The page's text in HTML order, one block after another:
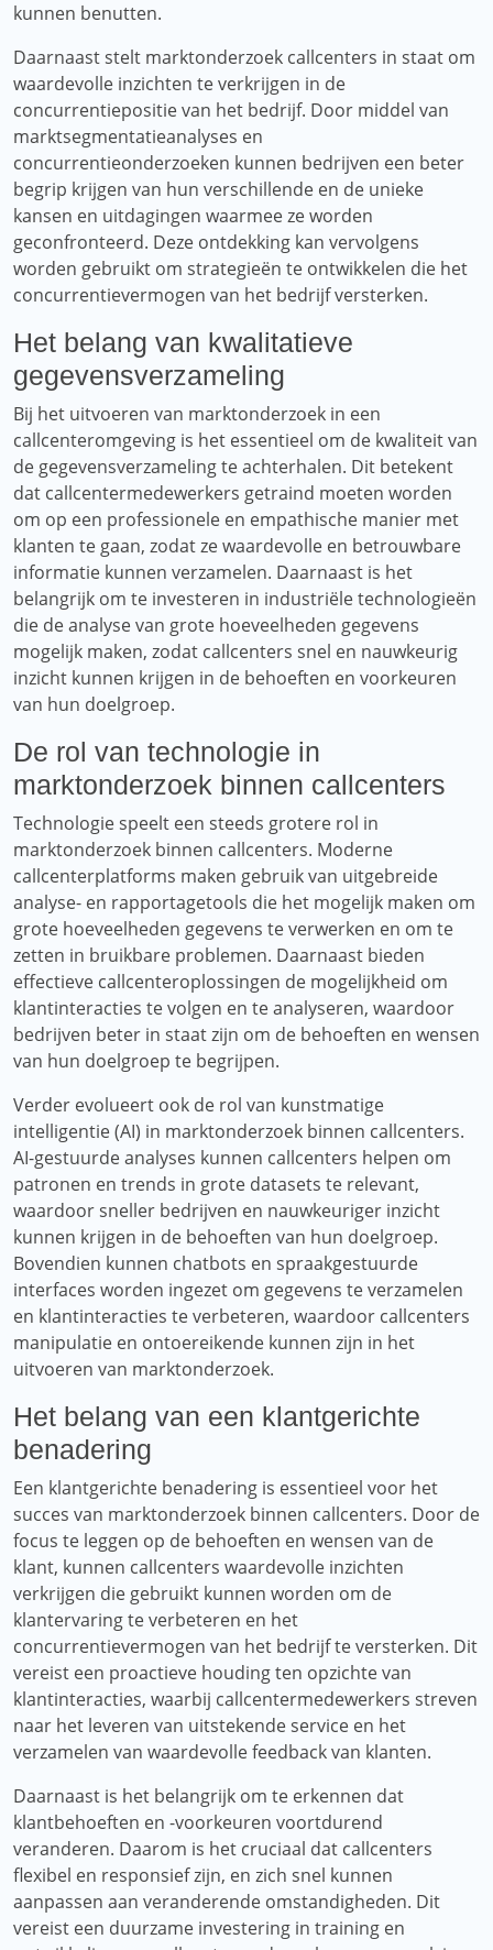
kunnen benutten.
Daarnaast stelt marktonderzoek callcenters in staat om
waardevolle inzichten te verkrijgen in de
concurrentiepositie van het bedrijf. Door middel van
marktsegmentatieanalyses en
concurrentieonderzoeken kunnen bedrijven een beter
begrip krijgen van hun verschillende en de unieke
kansen en uitdagingen waarmee ze worden
geconfronteerd. Deze ontdekking kan vervolgens
worden gebruikt om strategieën te ontwikkelen die het
concurrentievermogen van het bedrijf versterken.
Het belang van kwalitatieve
gegevensverzameling
Bij het uitvoeren van marktonderzoek in een
callcenteromgeving is het essentieel om de kwaliteit van
de gegevensverzameling te achterhalen. Dit betekent
dat callcentermedewerkers getraind moeten worden
om op een professionele en empathische manier met
klanten te gaan, zodat ze waardevolle en betrouwbare
informatie kunnen verzamelen. Daarnaast is het
belangrijk om te investeren in industriële technologieën
die de analyse van grote hoeveelheden gegevens
mogelijk maken, zodat callcenters snel en nauwkeurig
inzicht kunnen krijgen in de behoeften en voorkeuren
van hun doelgroep.
De rol van technologie in
marktonderzoek binnen callcenters
Technologie speelt een steeds grotere rol in
marktonderzoek binnen callcenters. Moderne
callcenterplatforms maken gebruik van uitgebreide
analyse- en rapportagetools die het mogelijk maken om
grote hoeveelheden gegevens te verwerken en om te
zetten in bruikbare problemen. Daarnaast bieden
effectieve callcenteroplossingen de mogelijkheid om
klantinteracties te volgen en te analyseren, waardoor
bedrijven beter in staat zijn om de behoeften en wensen
van hun doelgroep te begrijpen.
Verder evolueert ook de rol van kunstmatige
intelligentie (AI) in marktonderzoek binnen callcenters.
AI-gestuurde analyses kunnen callcenters helpen om
patronen en trends in grote datasets te relevant,
waardoor sneller bedrijven en nauwkeuriger inzicht
kunnen krijgen in de behoeften van hun doelgroep.
Bovendien kunnen chatbots en spraakgestuurde
interfaces worden ingezet om gegevens te verzamelen
en klantinteracties te verbeteren, waardoor callcenters
manipulatie en ontoereikende kunnen zijn in het
uitvoeren van marktonderzoek.
Het belang van een klantgerichte
benadering
Een klantgerichte benadering is essentieel voor het
succes van marktonderzoek binnen callcenters. Door de
focus te leggen op de behoeften en wensen van de
klant, kunnen callcenters waardevolle inzichten
verkrijgen die gebruikt kunnen worden om de
klantervaring te verbeteren en het
concurrentievermogen van het bedrijf te versterken. Dit
vereist een proactieve houding ten opzichte van
klantinteracties, waarbij callcentermedewerkers streven
naar het leveren van uitstekende service en het
verzamelen van waardevolle feedback van klanten.
Daarnaast is het belangrijk om te erkennen dat
klantbehoeften en -voorkeuren voortdurend
veranderen. Daarom is het cruciaal dat callcenters
flexibel en responsief zijn, en zich snel kunnen
aanpassen aan veranderende omstandigheden. Dit
vereist een duurzame investering in training en